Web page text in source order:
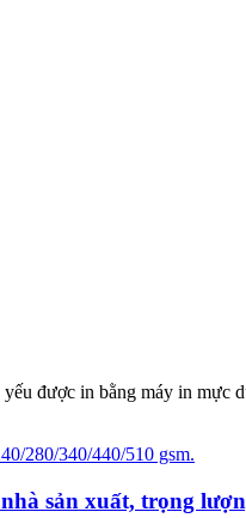
được in bằng máy in mực
sản xuất, trọng